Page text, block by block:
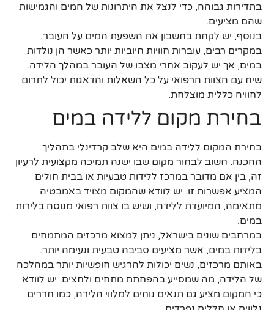
בתדירות גבוהה, כדי לנצל את היתרונות של המים והגמישות
שהם מציעים.
בנוסף, יש לקחת בחשבון את השפעת המים על העובר.
במקרים רבים, עוברות חוויות חיוביות יותר כאשר הן נולדות
במים, אך יש לעקוב אחרי מצבו של העובר במהלך הלידה.
שיח עם הצוות הרפואי על כל השאלות והדאגות יכול לתרום
לחוויה כללית מוצלחת.
בחירת מקום ללידה במים
בחירת המקום ללידה במים היא שלב קרדינלי בתהליך
ההכנה. חשוב לבחור מקום שבו ישנה תמיכה מקצועית לרעיון
זה, בין אם מדובר במרכז ללידות טבעיות או בבית חולים
המציע אפשרות זו. יש לוודא שהמקום מצויד באמבטיה
מתאימה, המיועדת ללידה, ושיש בו צוות רפואי מנוסה בלידות
במים.
במרחבים שונים בישראל, ניתן למצוא מרכזים המתמחים
בלידות במים, אשר מציעים סביבה טבעית ונעימה יותר.
באותם מרכזים, נשים יכולות להרגיש חופשיות יותר במהלכה
של הלידה, מה שמסייע בהפחתת מתחים ולחצים. יש לוודא
כי המקום מציע גם תנאים נוחים למלווי הלידה, כמו חדרים